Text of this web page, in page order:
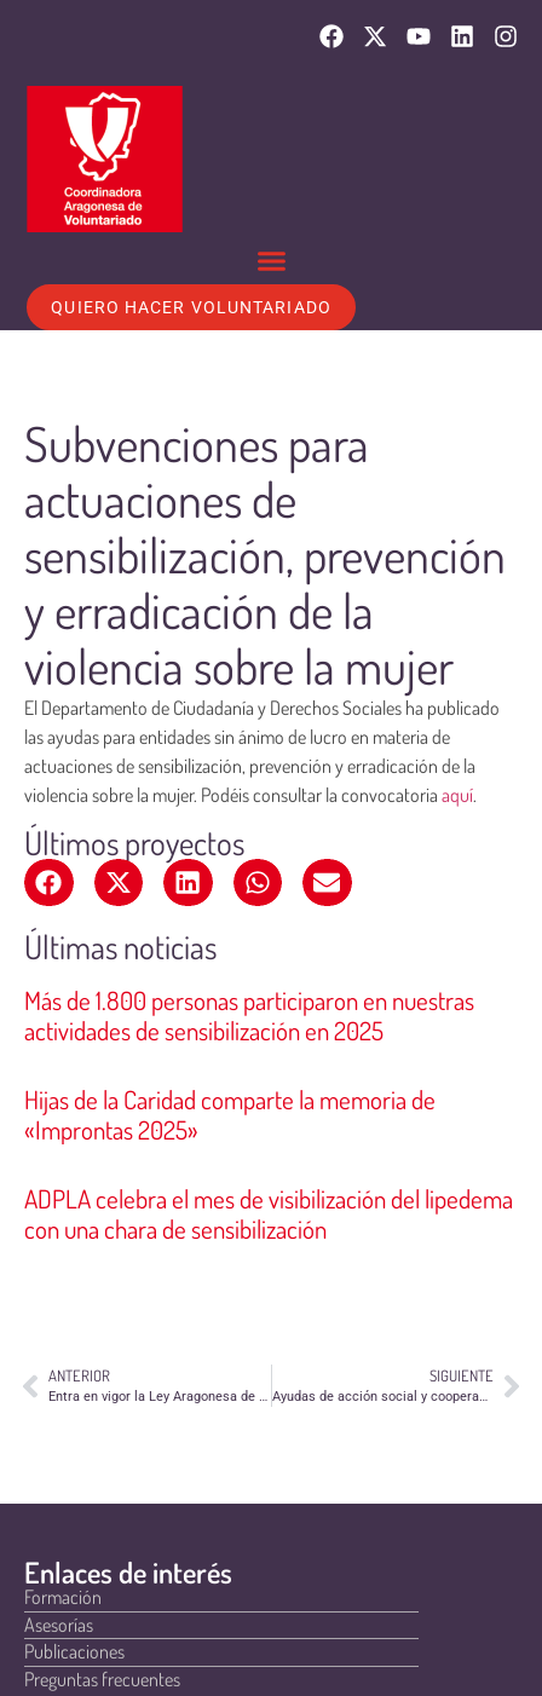
QUIERO HACER VOLUNTARIADO
Subvenciones para
actuaciones de
sensibilización, prevención
y erradicación de la
violencia sobre la mujer
El Departamento de Ciudadanía y Derechos Sociales ha publicado
las ayudas para entidades sin ánimo de lucro en materia de
actuaciones de sensibilización, prevención y erradicación de la
violencia sobre la mujer. Podéis consultar la convocatoria aquí.
Últimos proyectos
Últimas noticias
Más de 1.800 personas participaron en nuestras
actividades de sensibilización en 2025
Hijas de la Caridad comparte la memoria de
«Improntas 2025»
ADPLA celebra el mes de visibilización del lipedema
con una chara de sensibilización
ANTERIOR
Entra en vigor la Ley Aragonesa de Voluntariado
SIGUIENTE
Ayudas de acción social y cooperación de la Comarca Hoya de Huesca
Enlaces de interés
Formación
Asesorías
Publicaciones
Preguntas frecuentes